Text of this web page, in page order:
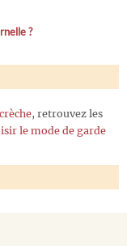
?
, retrouvez les
le mode de garde